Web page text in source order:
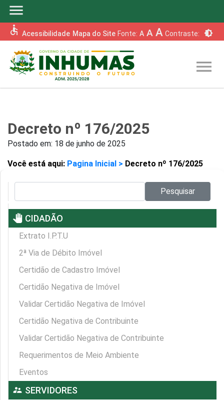
menu
accessible Acessibilidade Mapa do Site Fonte: A A A Contraste: brightness_6
menu
Decreto nº 176/2025
Postado em: 18 de junho de 2025
Você está aqui: Pagina Inicial > Decreto nº 176/2025
Pesquisar
pan_tool CIDADÃO
Extrato I.P.T.U
2ª Via de Débito Imóvel
Certidão de Cadastro Imóvel
Certidão Negativa de Imóvel
Validar Certidão Negativa de Imóvel
Certidão Negativa de Contribuinte
Validar Certidão Negativa de Contribuinte
Requerimentos de Meio Ambiente
Eventos
supervisor_account SERVIDORES